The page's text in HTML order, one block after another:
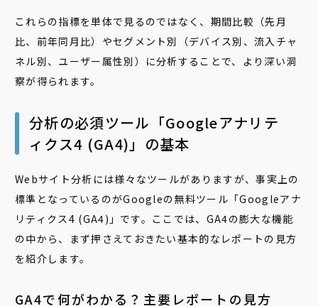
これらの指標を単体で見るのではなく、期間比較（先月
比、前年同月比）やセグメント別（デバイス別、流入チャ
ネル別、ユーザー属性別）に分析することで、より深い洞
察が得られます。
分析の必須ツール「Googleアナリテ
ィクス4 (GA4)」の基本
Webサイト分析には様々なツールがありますが、事実上の
標準となっているのがGoogleの無料ツール「Googleアナ
リティクス4 (GA4)」です。ここでは、GA4の膨大な機能
の中から、まず押さえておきたい基本的なレポートの見方
を紹介します。
GA4で何がわかる？主要レポートの見方